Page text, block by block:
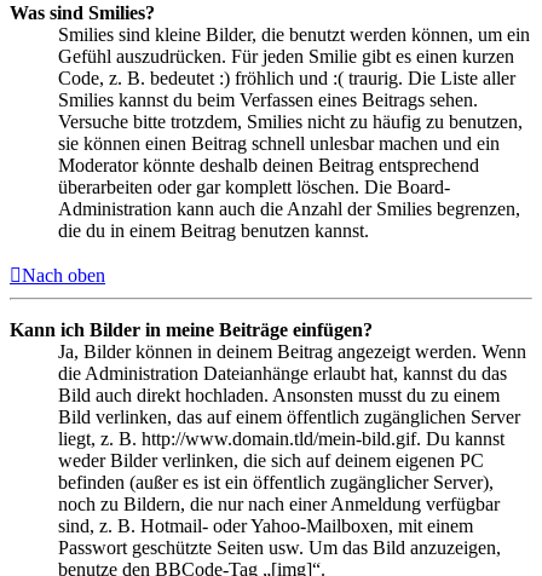
Was sind Smilies?
Smilies sind kleine Bilder, die benutzt werden können, um ein
Gefühl auszudrücken. Für jeden Smilie gibt es einen kurzen
Code, z. B. bedeutet :) fröhlich und :( traurig. Die Liste aller
Smilies kannst du beim Verfassen eines Beitrags sehen.
Versuche bitte trotzdem, Smilies nicht zu häufig zu benutzen,
sie können einen Beitrag schnell unlesbar machen und ein
Moderator könnte deshalb deinen Beitrag entsprechend
überarbeiten oder gar komplett löschen. Die Board-
Administration kann auch die Anzahl der Smilies begrenzen,
die du in einem Beitrag benutzen kannst.
Nach oben
Kann ich Bilder in meine Beiträge einfügen?
Ja, Bilder können in deinem Beitrag angezeigt werden. Wenn
die Administration Dateianhänge erlaubt hat, kannst du das
Bild auch direkt hochladen. Ansonsten musst du zu einem
Bild verlinken, das auf einem öffentlich zugänglichen Server
liegt, z. B. http://www.domain.tld/mein-bild.gif. Du kannst
weder Bilder verlinken, die sich auf deinem eigenen PC
befinden (außer es ist ein öffentlich zugänglicher Server),
noch zu Bildern, die nur nach einer Anmeldung verfügbar
sind, z. B. Hotmail- oder Yahoo-Mailboxen, mit einem
Passwort geschützte Seiten usw. Um das Bild anzuzeigen,
benutze den BBCode-Tag „[img]“.